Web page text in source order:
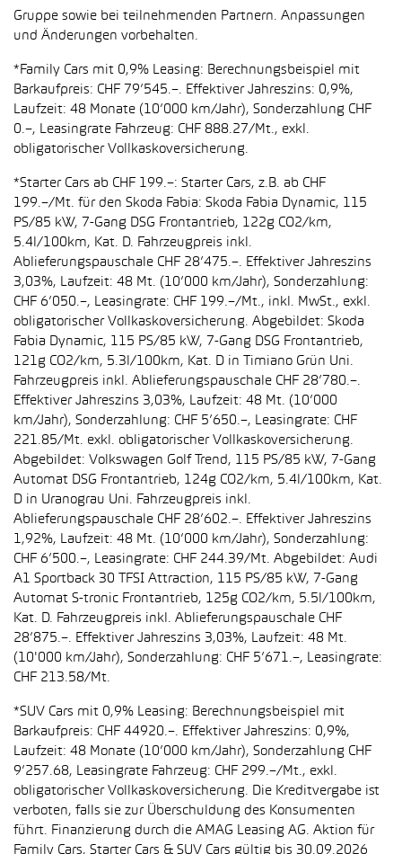
Gruppe sowie bei teilnehmenden Partnern. Anpassungen
und Änderungen vorbehalten.
*Family Cars mit 0,9% Leasing: Berechnungsbeispiel mit
Barkaufpreis: CHF 79’545.–. Effektiver Jahreszins: 0,9%,
Laufzeit: 48 Monate (10’000 km/Jahr), Sonderzahlung CHF
0.–, Leasingrate Fahrzeug: CHF 888.27/Mt., exkl.
obligatorischer Vollkaskoversicherung.
*Starter Cars ab CHF 199.–: Starter Cars, z.B. ab CHF
199.–/Mt. für den Skoda Fabia: Skoda Fabia Dynamic, 115
PS/85 kW, 7-Gang DSG Frontantrieb, 122g CO2/km,
5.4l/100km, Kat. D. Fahrzeugpreis inkl.
Ablieferungspauschale CHF 28’475.–. Effektiver Jahreszins
3,03%, Laufzeit: 48 Mt. (10’000 km/Jahr), Sonderzahlung:
CHF 6’050.–, Leasingrate: CHF 199.–/Mt., inkl. MwSt., exkl.
obligatorischer Vollkaskoversicherung. Abgebildet: Skoda
Fabia Dynamic, 115 PS/85 kW, 7-Gang DSG Frontantrieb,
121g CO2/km, 5.3l/100km, Kat. D in Timiano Grün Uni.
Fahrzeugpreis inkl. Ablieferungspauschale CHF 28’780.–.
Effektiver Jahreszins 3,03%, Laufzeit: 48 Mt. (10’000
km/Jahr), Sonderzahlung: CHF 5’650.–, Leasingrate: CHF
221.85/Mt. exkl. obligatorischer Vollkaskoversicherung.
Abgebildet: Volkswagen Golf Trend, 115 PS/85 kW, 7-Gang
Automat DSG Frontantrieb, 124g CO2/km, 5.4l/100km, Kat.
D in Uranograu Uni. Fahrzeugpreis inkl.
Ablieferungspauschale CHF 28’602.–. Effektiver Jahreszins
1,92%, Laufzeit: 48 Mt. (10’000 km/Jahr), Sonderzahlung:
CHF 6’500.–, Leasingrate: CHF 244.39/Mt. Abgebildet: Audi
A1 Sportback 30 TFSI Attraction, 115 PS/85 kW, 7-Gang
Automat S-tronic Frontantrieb, 125g CO2/km, 5.5l/100km,
Kat. D. Fahrzeugpreis inkl. Ablieferungspauschale CHF
28’875.–. Effektiver Jahreszins 3,03%, Laufzeit: 48 Mt.
(10'000 km/Jahr), Sonderzahlung: CHF 5’671.–, Leasingrate:
CHF 213.58/Mt.
*SUV Cars mit 0,9% Leasing: Berechnungsbeispiel mit
Barkaufpreis: CHF 44920.–. Effektiver Jahreszins: 0,9%,
Laufzeit: 48 Monate (10’000 km/Jahr), Sonderzahlung CHF
9’257.68, Leasingrate Fahrzeug: CHF 299.–/Mt., exkl.
obligatorischer Vollkaskoversicherung. Die Kreditvergabe ist
verboten, falls sie zur Überschuldung des Konsumenten
führt. Finanzierung durch die AMAG Leasing AG. Aktion für
Family Cars, Starter Cars & SUV Cars gültig bis 30.09.2026